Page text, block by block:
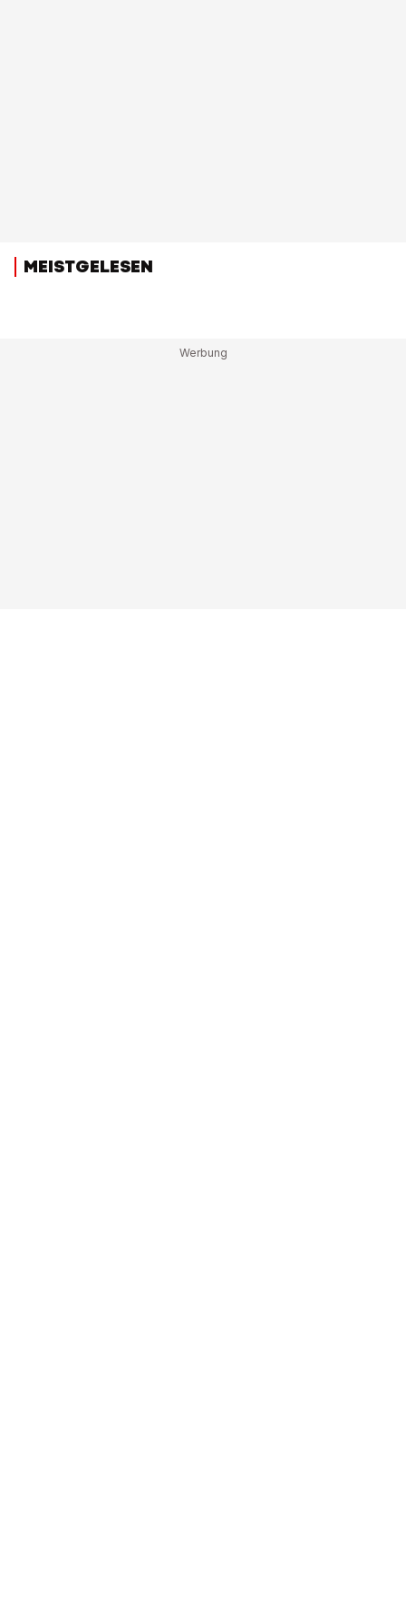
MEISTGELESEN